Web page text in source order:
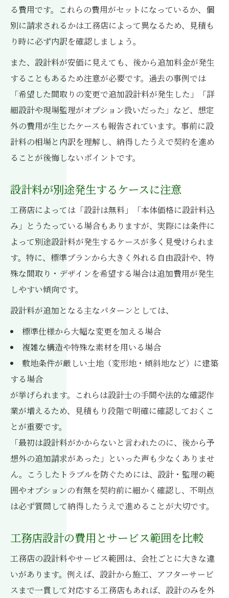
る費用です。これらの費用がセットになっているか、個
別に請求されるかは工務店によって異なるため、見積も
り時に必ず内訳を確認しましょう。
また、設計料が安価に見えても、後から追加料金が発生
することもあるため注意が必要です。過去の事例では
「希望した間取りの変更で追加設計料が発生した」「詳
細設計や現場監理がオプション扱いだった」など、想定
外の費用が生じたケースも報告されています。事前に設
計料の相場と内訳を理解し、納得したうえで契約を進め
ることが後悔しないポイントです。
設計料が別途発生するケースに注意
工務店によっては「設計は無料」「本体価格に設計料込
み」とうたっている場合もありますが、実際には条件に
よって別途設計料が発生するケースが多く見受けられま
す。特に、標準プランから大きく外れる自由設計や、特
殊な間取り・デザインを希望する場合は追加費用が発生
しやすい傾向です。
設計料が追加となる主なパターンとしては、
標準仕様から大幅な変更を加える場合
複雑な構造や特殊な素材を用いる場合
敷地条件が厳しい土地（変形地・傾斜地など）に建築
する場合
が挙げられます。これらは設計士の手間や法的な確認作
業が増えるため、見積もり段階で明確に確認しておくこ
とが重要です。
「最初は設計料がかからないと言われたのに、後から予
想外の追加請求があった」といった声も少なくありませ
ん。こうしたトラブルを防ぐためには、設計・監理の範
囲やオプションの有無を契約前に細かく確認し、不明点
は必ず質問して納得したうえで進めることが大切です。
工務店設計の費用とサービス範囲を比較
工務店の設計料やサービス範囲は、会社ごとに大きな違
いがあります。例えば、設計から施工、アフターサービ
スまで一貫して対応する工務店もあれば、設計のみを外